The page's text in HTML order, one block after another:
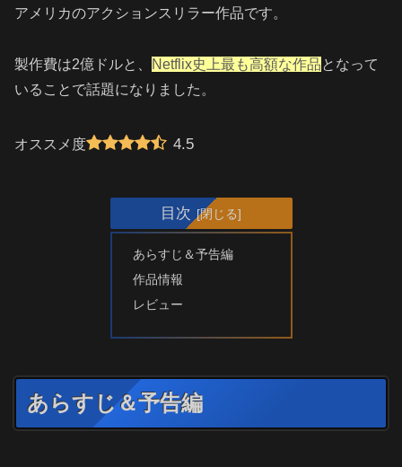
アメリカのアクションスリラー作品です。
製作費は2億ドルと、 Netflix史上最も高額な作品となって
いることで話題になりました。
オススメ度 4.5
目次
あらすじ＆予告編
作品情報
レビュー
あらすじ＆予告編